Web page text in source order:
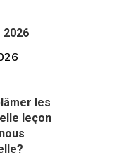
2026
les
leçon